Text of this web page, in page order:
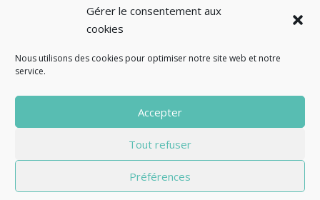
Gérer le consentement aux
cookies
Nous utilisons des cookies pour optimiser notre site web et notre
service.
Accepter
Tout refuser
Préférences
Aubergines et boulgour, recette Ottolenghi
Mentions légales
Politique de confidentialité
Contact